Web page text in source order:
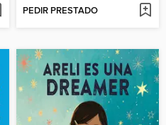
PEDIR PRESTADO